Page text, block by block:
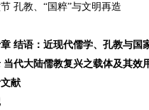
孔教、“国粹”与文明再造
结语：近现代儒学、孔教与国
当代大陆儒教复兴之载体及其效
献